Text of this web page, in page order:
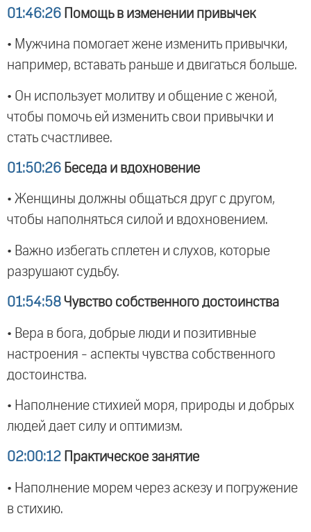
01:46:26 Помощь в изменении привычек
• Мужчина помогает жене изменить привычки,
например, вставать раньше и двигаться больше.
• Он использует молитву и общение с женой,
чтобы помочь ей изменить свои привычки и
стать счастливее.
01:50:26 Беседа и вдохновение
• Женщины должны общаться друг с другом,
чтобы наполняться силой и вдохновением.
• Важно избегать сплетен и слухов, которые
разрушают судьбу.
01:54:58 Чувство собственного достоинства
• Вера в бога, добрые люди и позитивные
настроения - аспекты чувства собственного
достоинства.
• Наполнение стихией моря, природы и добрых
людей дает силу и оптимизм.
02:00:12 Практическое занятие
• Наполнение морем через аскезу и погружение
в стихию.